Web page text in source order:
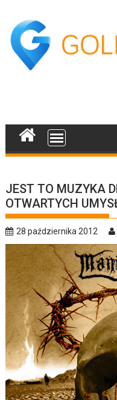
content
JEST TO MUZYKA
OTWARTYCH
28 października 2012